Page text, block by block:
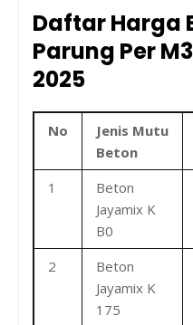
Daftar Harga
Parung Per
2025
No
Jenis Mutu
Beton
1
Beton
Jayamix K
B0
2
Beton
Jayamix K
175